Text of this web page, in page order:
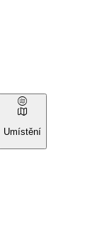
Umístění